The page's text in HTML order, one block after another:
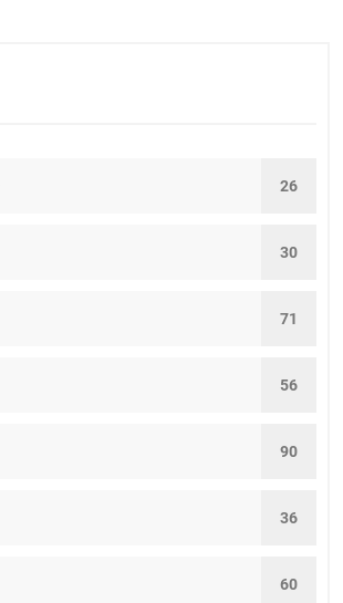
26
30
71
56
90
36
60